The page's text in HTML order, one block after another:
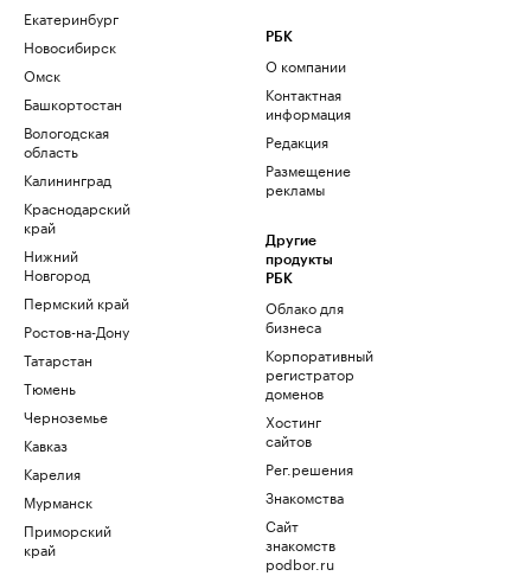
Екатеринбург
Новосибирск
Омск
Башкортостан
Вологодская
область
Калининград
Краснодарский
край
Нижний
Новгород
Пермский край
Ростов-на-Дону
Татарстан
Тюмень
Черноземье
Кавказ
Карелия
Мурманск
Приморский
край
РБК
О компании
Контактная
информация
Редакция
Размещение
рекламы
Другие
продукты
РБК
Облако для
бизнеса
Корпоративный
регистратор
доменов
Хостинг
сайтов
Рег.решения
Знакомства
Сайт
знакомств
podbor.ru